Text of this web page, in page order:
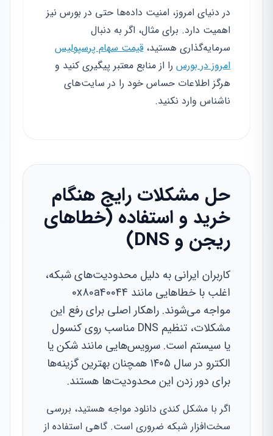
در دنیای امروز، امنیت داده‌ها حتی در بورس نیز
اهمیت دارد. برای مثال، اگر به دنبال
سرمایه‌گذاری هستید، قیمت سهام پرسپولیس
امروز در بورس را از منابع معتبر پیگیری کنید و
هرگز اطلاعات حساس خود را در سایت‌های
ناشناس وارد نکنید.
حل مشکلات رایج هنگام
خرید و استفاده (خطاهای
ریجن و DNS)
کاربران ایرانی به دلیل محدودیت‌های شبکه،
اغلب با خطاهایی مانند 0x80a40044
مواجه می‌شوند. راهکار اصلی برای رفع این
مشکلات، تنظیم DNS مناسب روی کنسول
یا سیستم است. سرویس‌هایی مانند شکن یا
الکترو در سال ۱۴۰۵ همچنان بهترین گزینه‌ها
برای دور زدن این محدودیت‌ها هستند.
اگر با مشکل کندی دانلود مواجه هستید، بررسی
سخت‌افزار شبکه ضروری است. گاهی استفاده از